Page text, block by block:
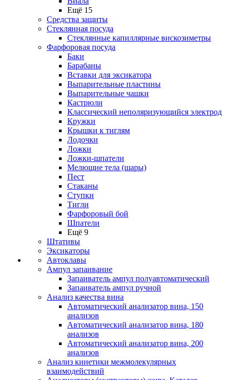
Ещё 15
Средства защиты
Стеклянная посуда
Стеклянные капиллярные вискозиметры
Фарфоровая посуда
Баки
Барабаны
Вставки для эксикатора
Выпарительные пластины
Выпарительные чашки
Кастрюли
Классический неполяризующийся электрод
Кружки
Крышки к тиглям
Лодочки
Ложки
Ложки-шпатели
Мелющие тела (шары)
Пест
Стаканы
Ступки
Тигли
Фарфоровый бой
Шпатели
Ещё 9
Штативы
Эксикаторы
Автоклавы
Ампул запаивание
Запаиватель ампул полуавтоматический
Запаиватель ампул ручной
Анализ качества вина
Автоматический анализатор вина, 150
анализов
Автоматический анализатор вина, 180
анализов
Автоматический анализатор вина, 200
анализов
Анализ кинетики межмолекулярных
взаимодействий